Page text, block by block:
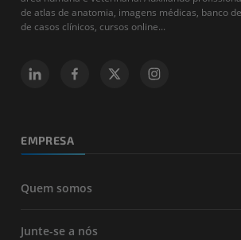
de atlas de anatomia, imagens médicas, banco
de casos clínicos, cursos online...
EMPRESA
Quem somos
Junte-se a nós